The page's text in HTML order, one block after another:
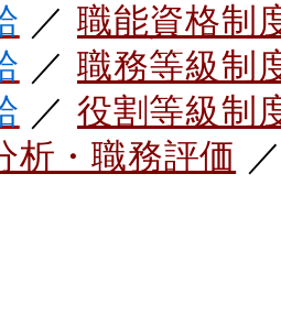
／ 職能資格制
／ 職務等級制
／ 役割等級制
析・職務評価